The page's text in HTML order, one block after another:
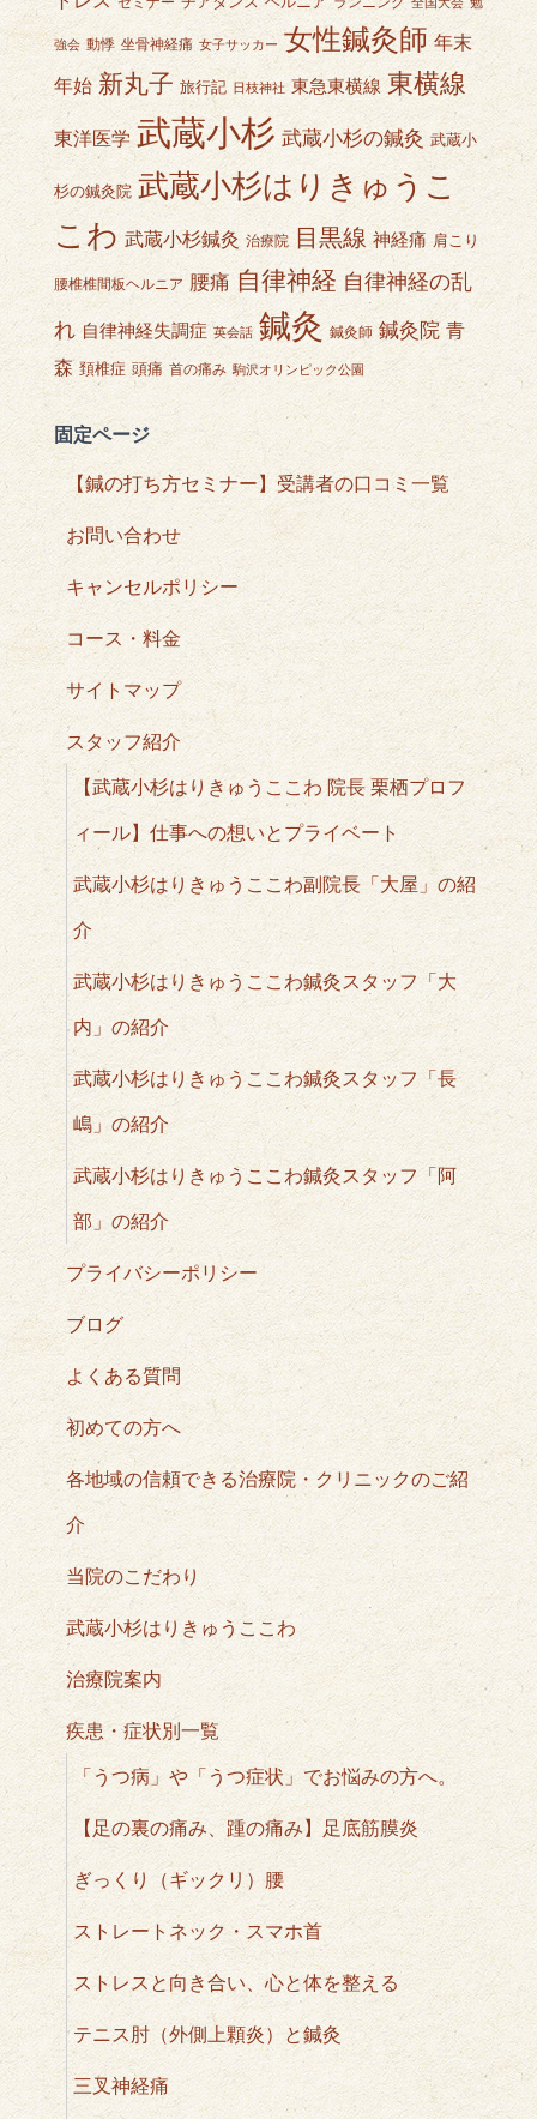
強会 動悸 坐骨神経痛 女子サッカー 女性鍼灸師 年末
年始 新丸子 旅行記 日枝神社 東急東横線 東横線
東洋医学 武蔵小杉 武蔵小杉の鍼灸 武蔵小
杉の鍼灸院 武蔵小杉はりきゅうこ
こわ 武蔵小杉鍼灸 治療院 目黒線 神経痛 肩こり
腰椎椎間板ヘルニア 腰痛 自律神経 自律神経の乱
れ 自律神経失調症 英会話 鍼灸 鍼灸師 鍼灸院 青
森 頚椎症 頭痛 首の痛み 駒沢オリンピック公園
固定ページ
【鍼の打ち方セミナー】受講者の口コミ一覧
お問い合わせ
キャンセルポリシー
コース・料金
サイトマップ
スタッフ紹介
【武蔵小杉はりきゅうここわ 院長 栗栖プロフ
ィール】仕事への想いとプライベート
武蔵小杉はりきゅうここわ副院長「大屋」の紹
介
武蔵小杉はりきゅうここわ鍼灸スタッフ「大
内」の紹介
武蔵小杉はりきゅうここわ鍼灸スタッフ「長
嶋」の紹介
武蔵小杉はりきゅうここわ鍼灸スタッフ「阿
部」の紹介
プライバシーポリシー
ブログ
よくある質問
初めての方へ
各地域の信頼できる治療院・クリニックのご紹
介
当院のこだわり
武蔵小杉はりきゅうここわ
治療院案内
疾患・症状別一覧
「うつ病」や「うつ症状」でお悩みの方へ。
【足の裏の痛み、踵の痛み】足底筋膜炎
ぎっくり（ギックリ）腰
ストレートネック・スマホ首
ストレスと向き合い、心と体を整える
テニス肘（外側上顆炎）と鍼灸
三叉神経痛